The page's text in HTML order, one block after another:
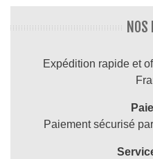
NOS
Expédition rapide et
Paiement sécurisé